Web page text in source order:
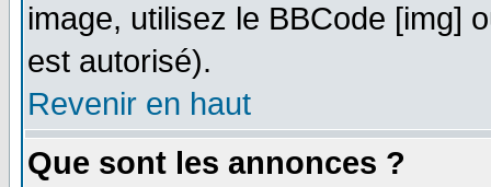
image, utilisez le BBCode [img]
est autorisé).
Revenir en haut
Que sont les annonces ?